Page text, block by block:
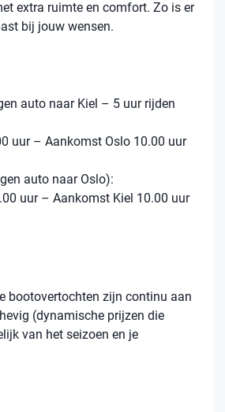
extra ruimte en comfort. Zo is er
bij jouw wensen.
auto naar Kiel – 5 uur rijden
uur – Aankomst Oslo 10.00 uur
auto naar Oslo):
uur – Aankomst Kiel 10.00 uur
bootovertochten zijn continu aan
(dynamische prijzen die
van het seizoen en je